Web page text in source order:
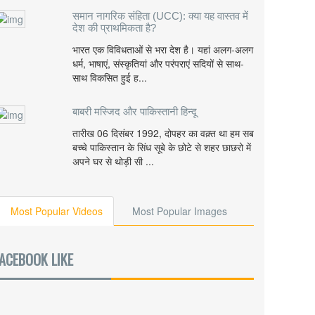
समान नागरिक संहिता (UCC): क्या यह वास्तव में
देश की प्राथमिकता है?
भारत एक विविधताओं से भरा देश है। यहां अलग-अलग
धर्म, भाषाएं, संस्कृतियां और परंपराएं सदियों से साथ-
साथ विकसित हुई ह...
बाबरी मस्जिद और पाकिस्तानी हिन्दू
तारीख 06 दिसंबर 1992, दोपहर का वक़्त था हम सब
बच्चे पाकिस्तान के सिंध सूबे के छोटे से शहर छाछरो में
अपने घर से थोड़ी सी ...
Most Popular Videos Most Popular Images
LIKE